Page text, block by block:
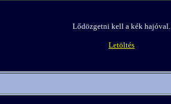
Lődözgetni kell a kék hajóval.
Letöltés